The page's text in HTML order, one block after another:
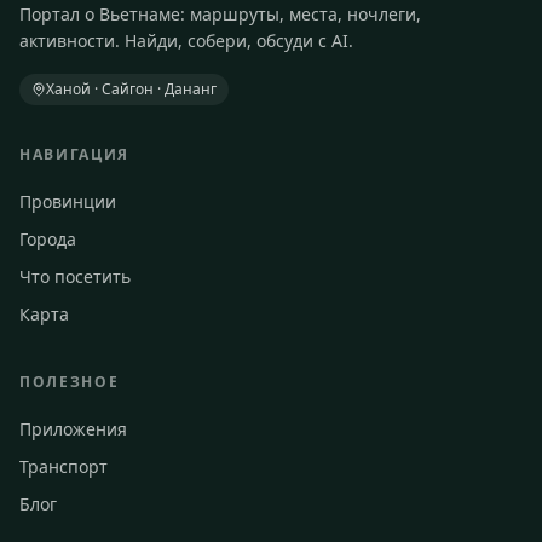
Портал о Вьетнаме: маршруты, места, ночлеги,
активности. Найди, собери, обсуди с AI.
Ханой · Сайгон · Дананг
НАВИГАЦИЯ
Провинции
Города
Что посетить
Карта
ПОЛЕЗНОЕ
Приложения
Транспорт
Блог